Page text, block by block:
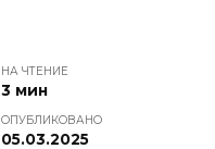
НА ЧТЕНИЕ
3 мин
ОПУБЛИКОВАНО
05.03.2025